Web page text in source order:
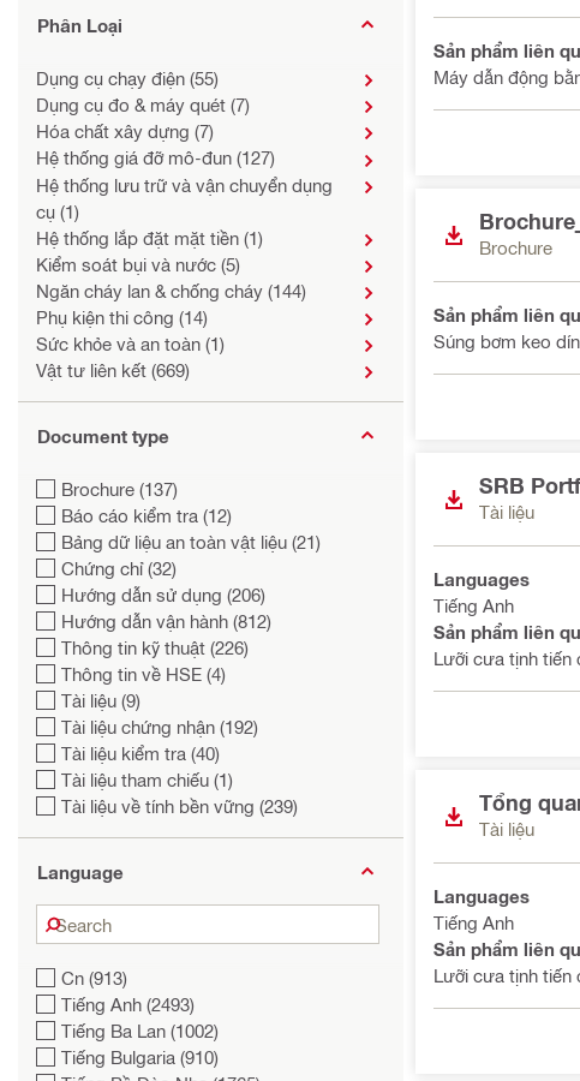
Phân Loại
Dụng cụ chạy điện (55)
Dụng cụ đo & máy quét (7)
Hóa chất xây dựng (7)
Hệ thống giá đỡ mô-đun (127)
Hệ thống lưu trữ và vận chuyển dụng
cụ (1)
Hệ thống lắp đặt mặt tiền (1)
Kiểm soát bụi và nước (5)
Ngăn cháy lan & chống cháy (144)
Phụ kiện thi công (14)
Sức khỏe và an toàn (1)
Vật tư liên kết (669)
Document type
Brochure (137)
Báo cáo kiểm tra (12)
Bảng dữ liệu an toàn vật liệu (21)
Chứng chỉ (32)
Hướng dẫn sử dụng (206)
Hướng dẫn vận hành (812)
Thông tin kỹ thuật (226)
Thông tin về HSE (4)
Tài liệu (9)
Tài liệu chứng nhận (192)
Tài liệu kiểm tra (40)
Tài liệu tham chiếu (1)
Tài liệu về tính bền vững (239)
Language
Search
Cn (913)
Tiếng Anh (2493)
Tiếng Ba Lan (1002)
Tiếng Bulgaria (910)
Sản phẩm liên
Máy dẫn động
Brochure
Sản phẩm liên
Súng bơm keo
SRB
Tài liệu
Languages
Tiếng Anh
Sản phẩm liên
Lưỡi cưa tịnh tiến
Tổng
Tài liệu
Languages
Tiếng Anh
Sản phẩm liên
Lưỡi cưa tịnh tiến